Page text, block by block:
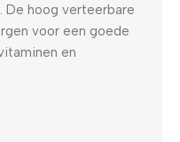
De hoog verteerbare
voor een goede
en